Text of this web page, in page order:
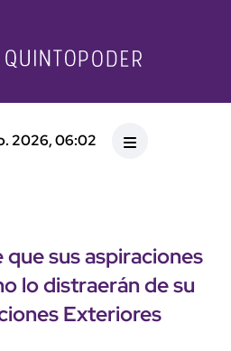
2026, 06:02
sus aspiraciones
lo distraerán de su
Exteriores